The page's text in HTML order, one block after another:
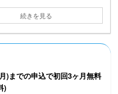
続きを見る
)までの申込で初回3ヶ月無料
)